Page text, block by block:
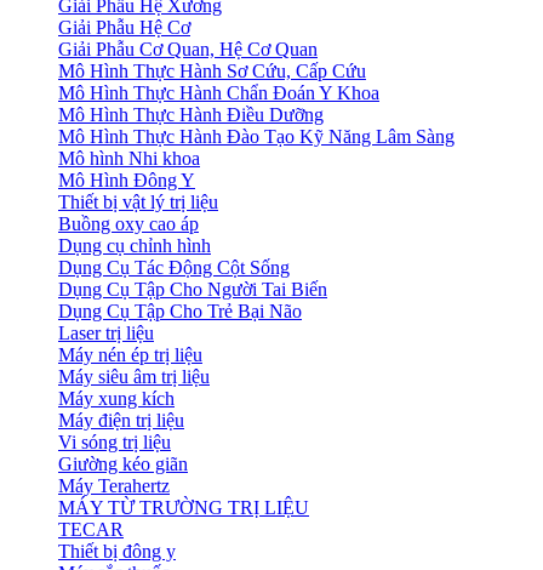
Giải Phẫu Hệ Xương
Giải Phẫu Hệ Cơ
Giải Phẫu Cơ Quan, Hệ Cơ Quan
Mô Hình Thực Hành Sơ Cứu, Cấp Cứu
Mô Hình Thực Hành Chẩn Đoán Y Khoa
Mô Hình Thực Hành Điều Dưỡng
Mô Hình Thực Hành Đào Tạo Kỹ Năng Lâm Sàng
Mô hình Nhi khoa
Mô Hình Đông Y
Thiết bị vật lý trị liệu
Buồng oxy cao áp
Dụng cụ chỉnh hình
Dụng Cụ Tác Động Cột Sống
Dụng Cụ Tập Cho Người Tai Biến
Dụng Cụ Tập Cho Trẻ Bại Não
Laser trị liệu
Máy nén ép trị liệu
Máy siêu âm trị liệu
Máy xung kích
Máy điện trị liệu
Vi sóng trị liệu
Giường kéo giãn
Máy Terahertz
MÁY TỪ TRƯỜNG TRỊ LIỆU
TECAR
Thiết bị đông y